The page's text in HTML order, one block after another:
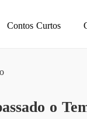
Contos Curtos
o